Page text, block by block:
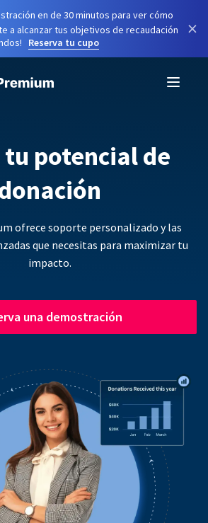
en de 30 minutos para ver cómo
a alcanzar tus objetivos de recaudación
Reserva tu cupo
×
potencial de
ofrece soporte personalizado y las
que necesitas para maximizar tu
impacto.
una demostración